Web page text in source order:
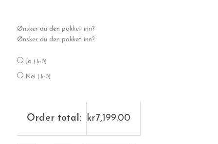
Ønsker du den pakket inn?
Ønsker du den pakket inn?
Ja (-kr0)
Nei (-kr0)
Order total: kr7,199.00
med
stjerner
gram
antall